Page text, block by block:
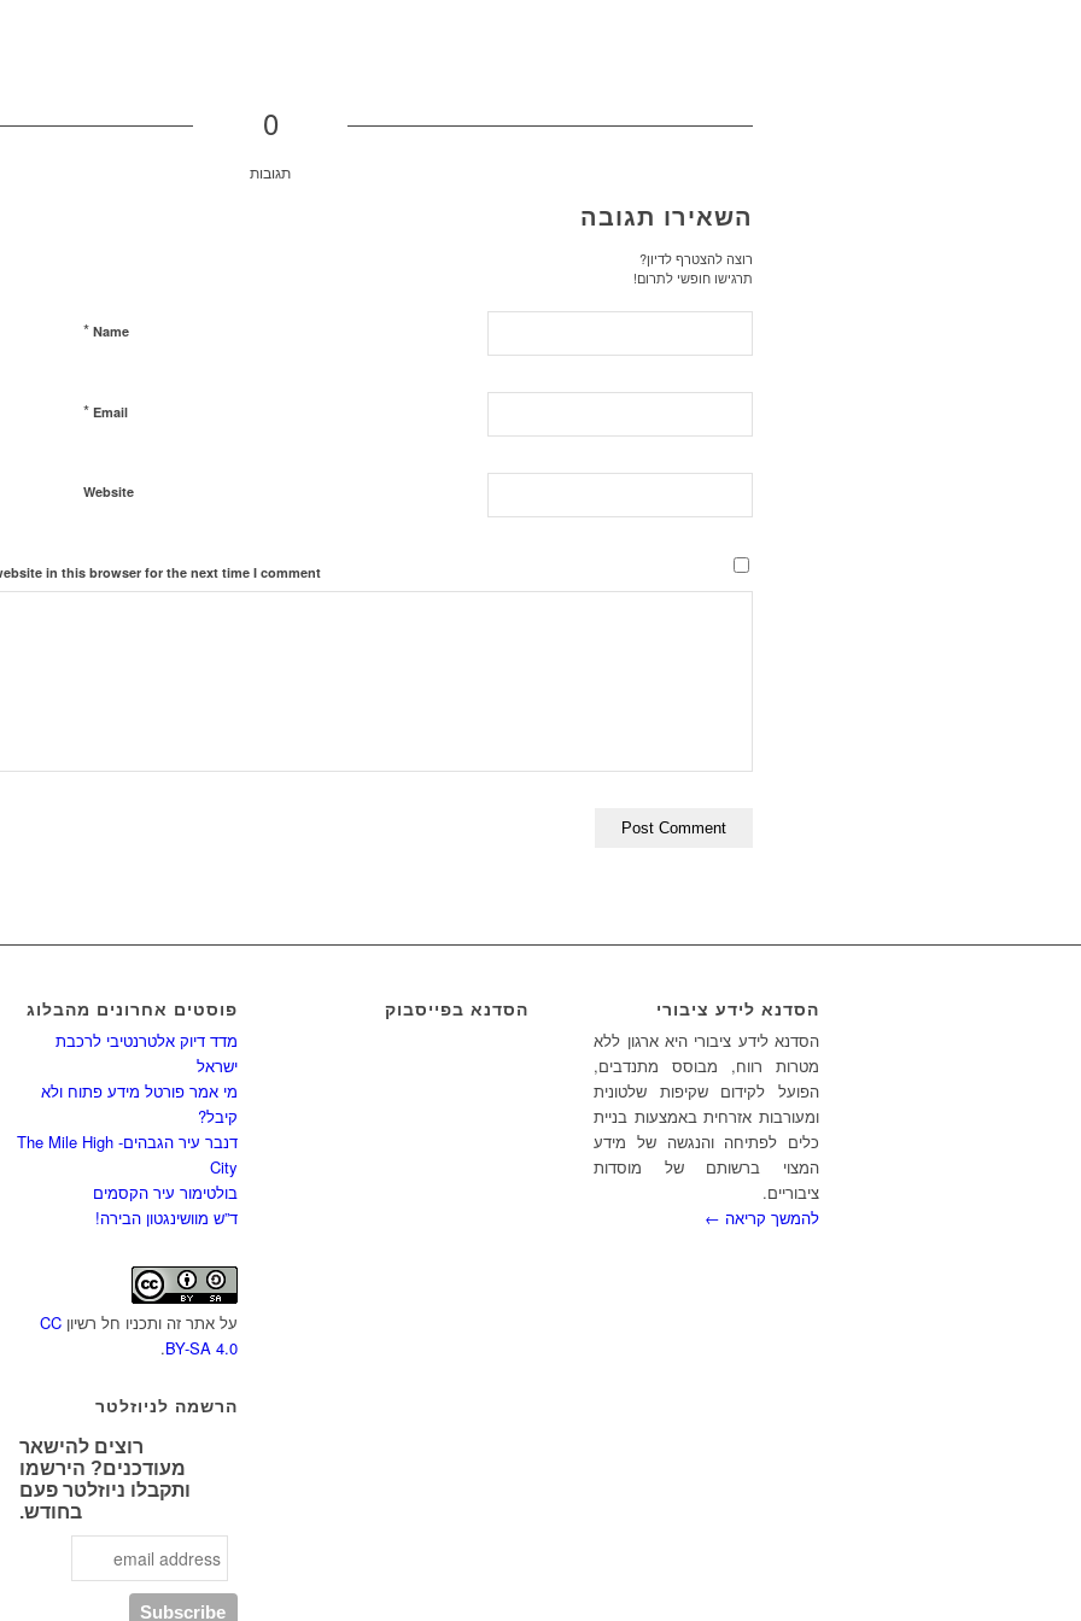
0
תגובות
השאירו תגובה
רוצה להצטרף לדיון?
תרגישו חופשי לתרום!
Name
*
Email
*
Website
in this browser for the next time I comment.
פוסטים אחרונים מהבלוג
מדד דיוק אלטרנטיבי לרכבת
ישראל
מי אמר פורטל מידע פתוח ולא
קיבל?
דנבר עיר הגבהים- The Mile High
City
בולטימור עיר הקסמים
ד”ש מוושינגטון הבירה!
על אתר זה ותכניו חל רשיוןCC
BY-SA 4.0
.
הרשמה לניוזלטר
רוצים להישאר
מעודכנים? הירשמו
ותקבלו ניוזלטר פעם
בחודש.
הסדנא בפייסבוק הסדנא לידע ציבורי
הסדנא לידע ציבורי היא ארגון ללא
מטרות רווח, מבוסס מתנדבים,
הפועל לקידום שקיפות שלטונית
ומעורבות אזרחית באמצעות בניית
כלים לפתיחה והנגשה של מידע
המצוי ברשותם של מוסדות
ציבוריים.
להמשך קריאה ←